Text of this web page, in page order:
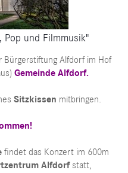
Pop und Filmmusik"
Bürgerstiftung Alfdorf im Hof
Gemeinde Alfdorf.
Sitzkissen mitbringen.
findet das Konzert im 600m
Alfdorfstatt,